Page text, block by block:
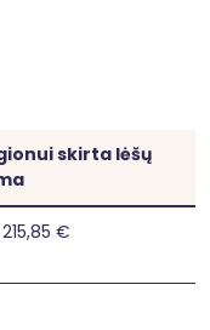
skirta lėšų
215,85 €